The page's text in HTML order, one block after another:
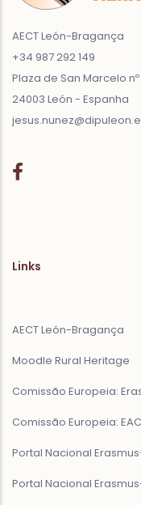
AECT León-Bragança
+34 987 292 149
Plaza de San Marcelo nº
24003 León - Espanha
Links
AECT León-Bragança
Moodle Rural Heritage
Comissão Europeia:
Comissão Europeia:
Portal Nacional
Portal Nacional